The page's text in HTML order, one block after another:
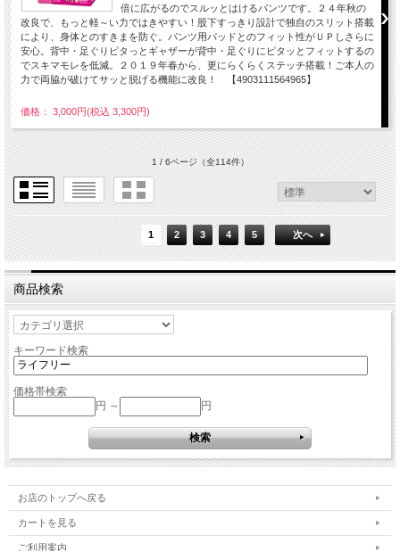
倍に広がるのでスルッとはけるパンツです。２４年秋の
改良で、もっと軽～い力ではきやすい！股下すっきり設計で独自のスリット搭載
により、身体とのすきまを防ぐ。パンツ用パッドとのフィット性がＵＰしさらに
安心。背中・足ぐりピタっとギャザーが背中・足ぐりにピタッとフィットするの
でスキマモレを低減。２０１９年春から、更にらくらくステッチ搭載！ご本人の
力で両脇が破けてサッと脱げる機能に改良！ 【4903111564965】
価格： 3,000円(税込 3,300円)
1 / 6ページ（全114件）
1 2 3 4 5 次へ
商品検索
キーワード検索
価格帯検索
円 ～
円
お店のトップへ戻る
カートを見る
ご利用案内